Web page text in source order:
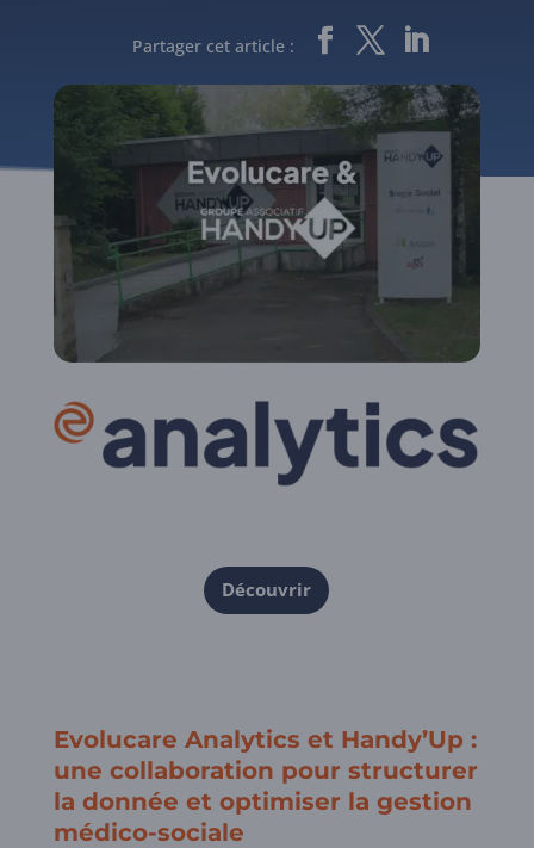
Partager cet article :
Découvrir
Evolucare Analytics et Handy’Up :
une collaboration pour structurer
la donnée et optimiser la gestion
médico-sociale